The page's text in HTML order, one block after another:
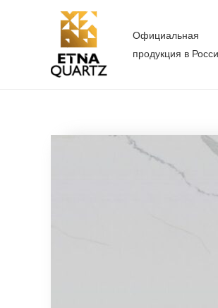
содержимому
Официальная
продукция в